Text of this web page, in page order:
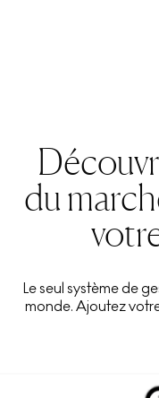
du
Le seul système de
monde. Ajoutez